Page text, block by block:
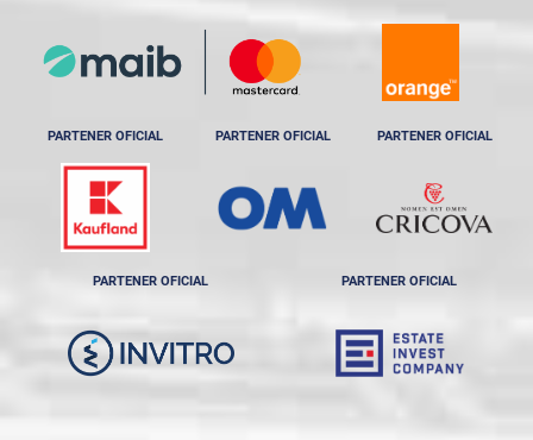
PARTENER OFICIAL PARTENER OFICIAL PARTENER OFICIAL
PARTENER OFICIAL PARTENER OFICIAL